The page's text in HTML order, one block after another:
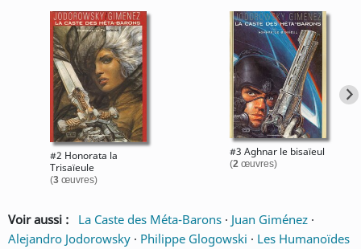
#2 Honorata la
Trisaïeule
(3œuvres)
#3 Aghnar le bisaïeul
(2 œuvres)
Voir aussi : La Caste des Méta-Barons · Juan Giménez ·
Alejandro Jodorowsky · Philippe Glogowski · Les Humanoïdes